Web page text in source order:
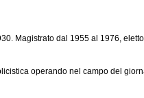
Magistrato dal 1955 al 1976,
operando nel campo del